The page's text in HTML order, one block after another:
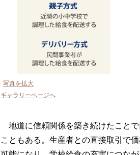
写真を拡大
ギャラリーページへ
地道に信頼関係を築き続けたこと
こともある。生産者との直接取引で